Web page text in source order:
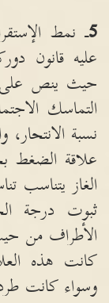
5ـ نمط
عليه قانون
حيث ينص على
التماسك
نسبة
علاقة
الغاز يتناسب
ثبوت درجة
الأطراف من
كانت هذه
وسواء كانت